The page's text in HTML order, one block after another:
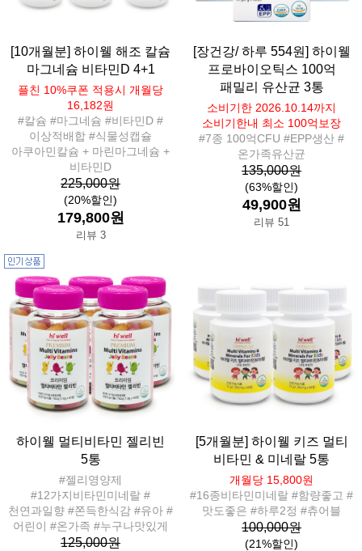
[10개월분] 하이웰 해조 칼슘
마그네슘 비타민D 4+1
플친 10%쿠폰 적용시 개월당
16,182원
#칼슘 #마그네슘 #비타민D #
이상적배합 #식물성캡슐
아쿠아민칼슘 + 마린마그네슘 +
비타민D
225,000원
(20%할인)
179,800원
리뷰 3
[장건강/ 하루 554원] 하이웰
프로바이오틱스 100억
패밀리 유산균 3통
소비기한 2026.10.14까지
소비기한내 최소 100억보장
#7종 100억CFU #EPP생산 #
온가족유산균
135,000원
(63%할인)
49,900원
리뷰 51
하이웰 멀티비타민 젤리빈
5통
#젤리영양제
#12가지비타민미네랄 #
천연과일향 #쫀득한식감 #유아 #
어린이 #온가족 #누구나맛있게
125,000원
[5개월분] 하이웰 키즈 멀티
비타민 & 미네랄 5통
개월당 15,800원
#16종비타민미네랄 #함량좋고 #
맛도좋은 #하루2정 #츄어블
100,000원
(21%할인)